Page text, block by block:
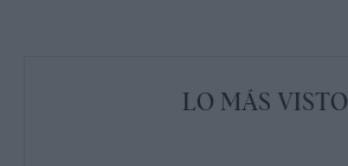
LO MÁS VISTO